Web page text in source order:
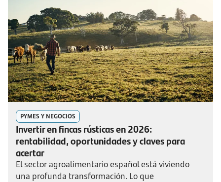
PYMES Y NEGOCIOS
Invertir en fincas rústicas en 2026:
rentabilidad, oportunidades y claves para
acertar
El sector agroalimentario español está viviendo
una profunda transformación. Lo que